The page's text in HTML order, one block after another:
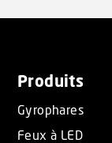
Produits
Gyrophares
Feux à LED